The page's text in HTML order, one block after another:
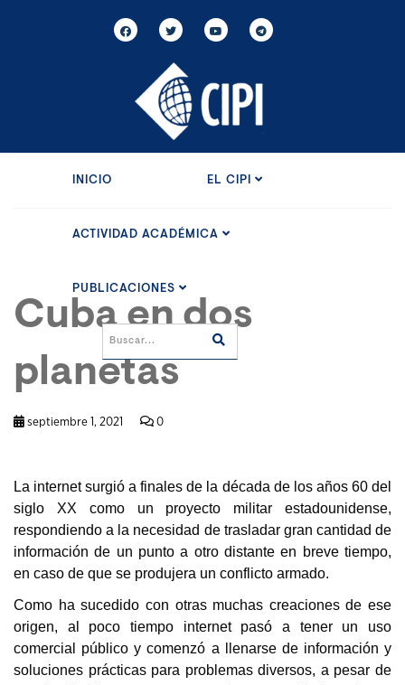
INICIO EL CIPI
ACTIVIDAD ACADÉMICA
PUBLICACIONES
Cuba en dos
planetas
septiembre 1, 2021 0
La internet surgió a finales de la década de los años 60 del
siglo XX como un proyecto militar estadounidense,
respondiendo a la necesidad de trasladar gran cantidad de
información de un punto a otro distante en breve tiempo,
en caso de que se produjera un conflicto armado.
Como ha sucedido con otras muchas creaciones de ese
origen, al poco tiempo internet pasó a tener un uso
comercial público y comenzó a llenarse de información y
soluciones prácticas para problemas diversos, a pesar de